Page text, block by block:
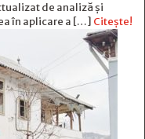
de analiză și
în aplicare a […] Citește!